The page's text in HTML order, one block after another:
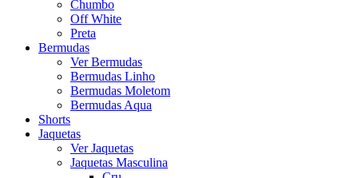
Chumbo
Off White
Preta
Bermudas
Ver Bermudas
Bermudas Linho
Bermudas Moletom
Bermudas Aqua
Shorts
Jaquetas
Ver Jaquetas
Jaquetas Masculina